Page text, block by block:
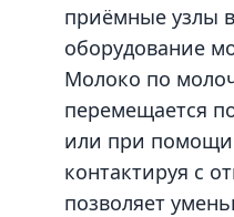
приёмные узлы
оборудование
Молоко по
перемещается
или при помощи
контактируя с
позволяет